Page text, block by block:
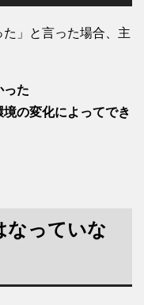
」と言った場合、主
った
の変化によってでき
なっていな